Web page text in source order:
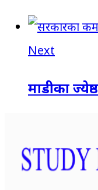
Next
माडीका